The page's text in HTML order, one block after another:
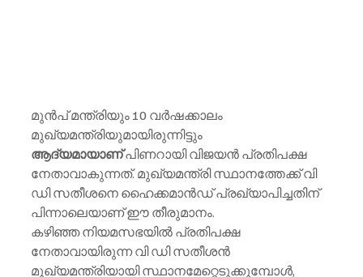
മുൻപ് മന്ത്രിയും 10 വർഷക്കാലം
മുഖ്യമന്ത്രിയുമായിരുന്നിട്ടും
ആദ്യമായാണ് പിണറായി വിജയൻ പ്രതിപക്ഷ
നേതാവാകുന്നത്. മുഖ്യമന്ത്രി സ്ഥാനത്തേക്ക് വി
ഡി സതീശനെ ഹൈക്കമാൻഡ് പ്രഖ്യാപിച്ചതിന്
പിന്നാലെയാണ് ഈ തീരുമാനം.
കഴിഞ്ഞ നിയമസഭയിൽ പ്രതിപക്ഷ
നേതാവായിരുന്ന വി ഡി സതീശൻ
മുഖ്യമന്ത്രിയായി സ്ഥാനമേറ്റെടുക്കുമ്പോൾ,